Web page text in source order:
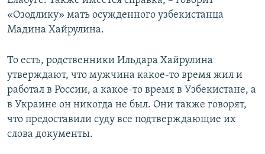
«Озодлику» мать осужденного узбекистанца
Мадина Хайрулина.
То есть, родственники Ильдара Хайрулина
утверждают, что мужчина какое-то время жил и
работал в России, а какое-то время в Узбекистане, а
в Украине он никогда не был. Они также говорят,
что предоставили суду все подтверждающие их
слова документы.